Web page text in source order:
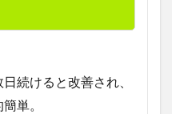
続けると改善され、
単。